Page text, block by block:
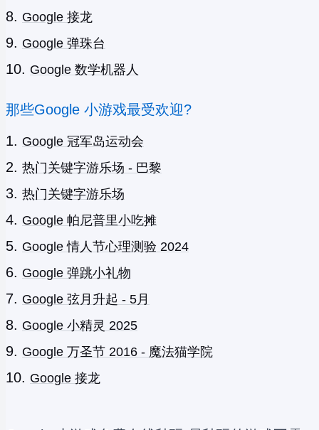
Google 接龙
Google 弹珠台
Google 数学机器人
那些Google 小游戏最受欢迎?
Google 冠军岛运动会
热门关键字游乐场 - 巴黎
热门关键字游乐场
Google 帕尼普里小吃摊
Google 情人节心理测验 2024
Google 弹跳小礼物
Google 弦月升起 - 5月
Google 小精灵 2025
Google 万圣节 2016 - 魔法猫学院
Google 接龙